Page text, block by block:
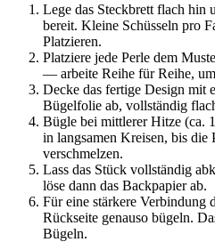
Lege das Steckbrett flach hin
bereit. Kleine Schüsseln pro
Platzieren.
Platziere jede Perle dem
— arbeite Reihe für Reihe,
Decke das fertige Design mit
Bügelfolie ab, vollständig
Bügle bei mittlerer Hitze (ca.
in langsamen Kreisen, bis die
verschmelzen.
Lass das Stück vollständig
löse dann das Backpapier ab.
Für eine stärkere Verbindung
Rückseite genauso bügeln.
Bügeln.